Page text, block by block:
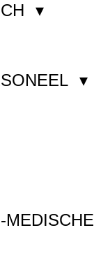
MEDISCHE